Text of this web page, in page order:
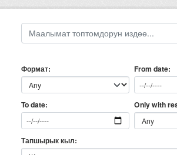
Формат From date
To date Only with
Тапшырык кыл